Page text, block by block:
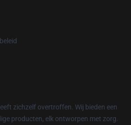
zichzelf overtroffen. Wij bieden een
producten, elk ontworpen met zorg.